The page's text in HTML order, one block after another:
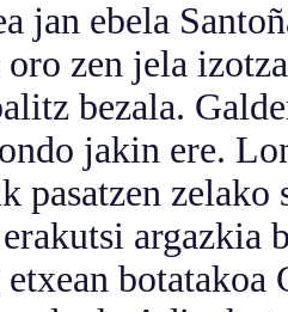
jan ebela
zen jela izotza
bezala.
jakin ere.
pasatzen
argazkia